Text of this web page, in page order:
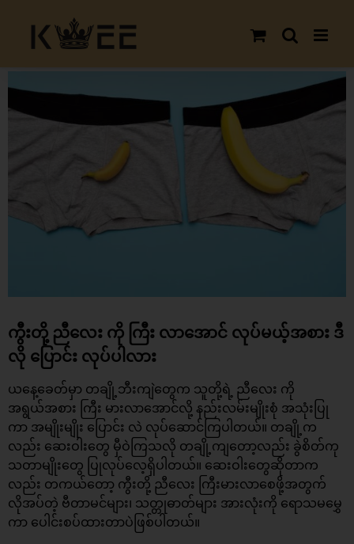
content
Image
ကွီးတို့ ညီလေး ကို ကြီး လာအောင် လုပ်မယ့်အစား ဒီ
လို ပြောင်း လုပ်ပါလား
ယနေ့ခေတ်မှာ တချို့ဘီးကျဲတွေက သူတို့ရဲ့ ညီလေး ကို
အရွယ်အစား ကြီး မားလာအောင်လို့ နည်းလမ်းမျိုးစုံ အသုံးပြု
ကာ အမျိုးမျိုး ပြောင်း လဲ လုပ်ဆောင်ကြပါတယ်။ တချို့က
လည်း ဆေးဝါးတွေ မှီဝဲကြသလို တချို့ကျတော့လည်း ခွဲစိတ်ကု
သတာမျိုးတွေ ပြုလုပ်လေ့ရှိပါတယ်။ ဆေးဝါးတွေဆိုတာက
လည်း တကယ်တော့ ကွီးတို့ ညီလေး ကြီးမားလာစေဖို့အတွက်
လိုအပ်တဲ့ ဗီတာမင်များ၊ သတ္တုဓာတ်များ အားလုံးကို ရောသမမွှေ
ကာ ပေါင်းစပ်ထားတာပဲဖြစ်ပါတယ်။